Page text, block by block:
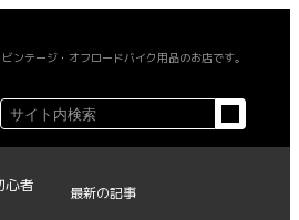
ンテージ・オフロードバイク用品のお店です。
検
索
心者 最新の記事